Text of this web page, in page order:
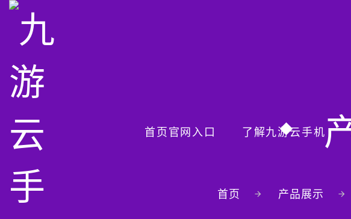
首页官网入口 了解九游云手机
首页 产品展示